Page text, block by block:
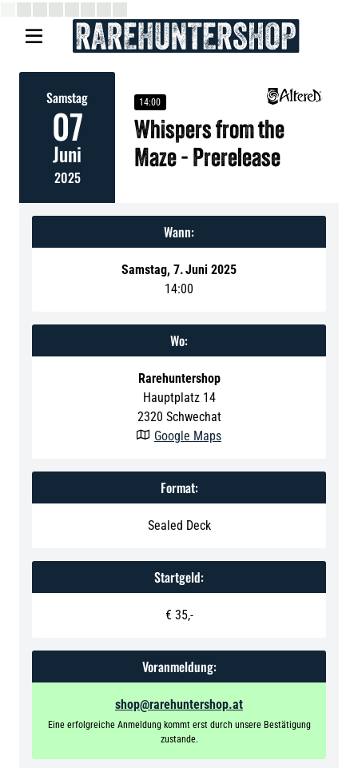

Samstag
07
Juni
2025
14:00
Whispers from the
Maze - Prerelease
Wann:
Samstag, 7.Juni 2025
14:00
Wo:
Rarehuntershop
Hauptplatz 14
2320 Schwechat
 Google Maps
Format:
Sealed Deck
Startgeld:
€ 35,-
Voranmeldung:
shop@rarehuntershop.at
Eine erfolgreiche Anmeldung kommt erst durch unsere Bestätigung
zustande.